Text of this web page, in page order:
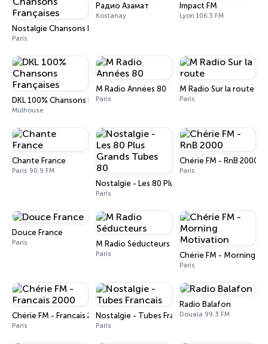
Nostalgie Chansons Françaises
Paris
Радио Азамат
Kostanay
Impact FM
Lyon 106.3 FM
DKL 100% Chansons Françaises
Mulhouse
M Radio Années 80
Paris
M Radio Sur la route
Paris
Chante France
Paris 90.9 FM
Nostalgie - Les 80 Plus Grands Tubes 80
Paris
Chérie FM - RnB 2000
Paris
Douce France
Paris M Radio Séducteurs
Paris Chérie FM - Morning
Paris
Chérie FM - Francais 2000
Paris
Nostalgie - Tubes Francais
Paris
Radio Balafon
Douala 99.3 FM